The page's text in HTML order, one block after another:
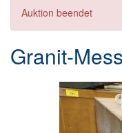
Auktion beendet
Granit-